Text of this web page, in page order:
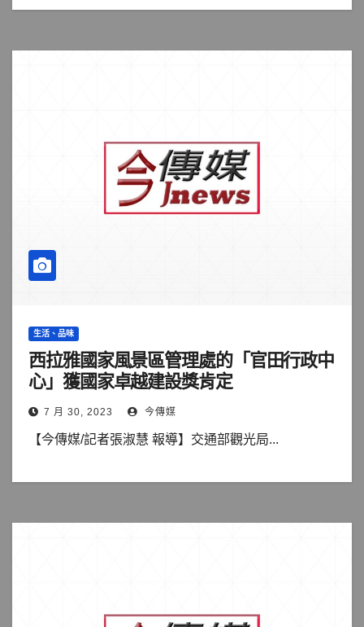
生活、品味
西拉雅國家風景區管理處的「官田行政中
心」獲國家卓越建設獎肯定
7 月 30, 2023 今傳媒
【今傳媒/記者張淑慧 報導】交通部觀光局...